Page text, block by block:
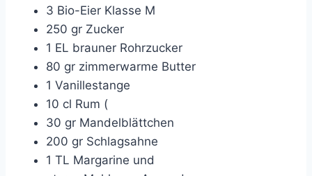
3 Bio-Eier Klasse M
250 gr Zucker
1 EL brauner Rohrzucker
80 gr zimmerwarme Butter
1 Vanillestange
10 cl Rum (
30 gr Mandelblättchen
200 gr Schlagsahne
1 TL Margarine und